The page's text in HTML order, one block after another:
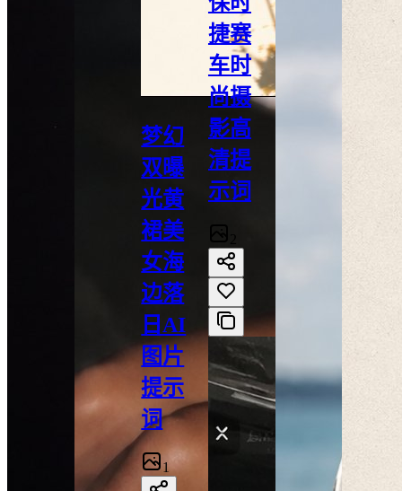
梦幻
双曝
光黄
裙美
女海
边落
日AI
图片
提示
词
1
捷赛
车时
尚摄
影高
清提
示词